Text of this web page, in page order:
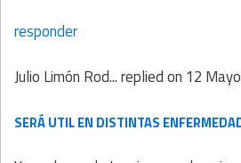
responder
Julio Limón Rod...replied on 12
SERÁ UTIL EN DISTINTAS